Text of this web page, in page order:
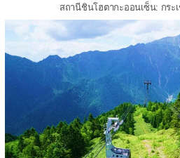
สถานีชินโฮตากะออนเซ็น: กระ